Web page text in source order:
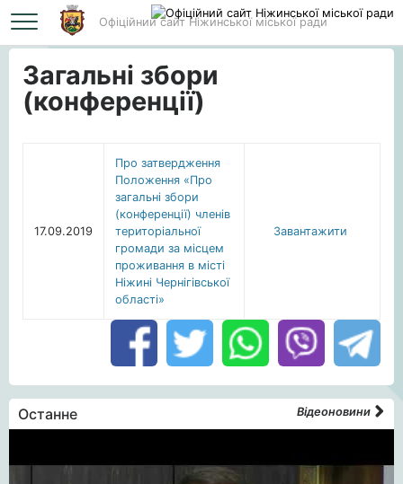
Офіційний сайт Ніжинської міської ради
Головна Загальні збори (конференції)
Загальні збори
(конференції)
17.09.2019
Про затвердження
Положення «Про
загальні збори
(конференції) членів
територіальної
громади за місцем
проживання в місті
Ніжині Чернігівської
області»
Завантажити
Останне Відеоновини